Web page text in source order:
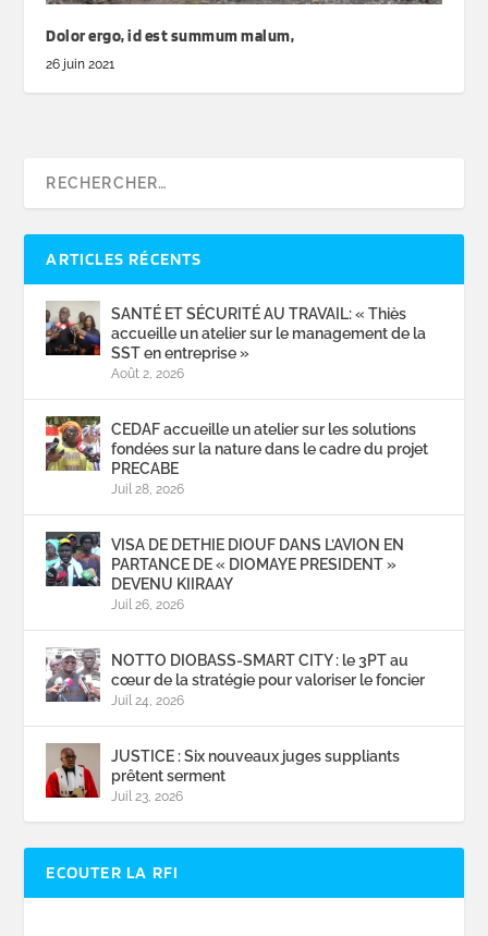
Dolor ergo, id est summum malum,
26 juin 2021
ARTICLES RÉCENTS
SANTÉ ET SÉCURITÉ AU TRAVAIL: « Thiès
accueille un atelier sur le management de la
SST en entreprise »
Août 2, 2026
CEDAF accueille un atelier sur les solutions
fondées sur la nature dans le cadre du projet
PRECABE
Juil 28, 2026
VISA DE DETHIE DIOUF DANS L’AVION EN
PARTANCE DE « DIOMAYE PRESIDENT »
DEVENU KIIRAAY
Juil 26, 2026
NOTTO DIOBASS-SMART CITY : le 3PT au
cœur de la stratégie pour valoriser le foncier
Juil 24, 2026
JUSTICE : Six nouveaux juges suppliants
prêtent serment
Juil 23, 2026
ECOUTER LA RFI